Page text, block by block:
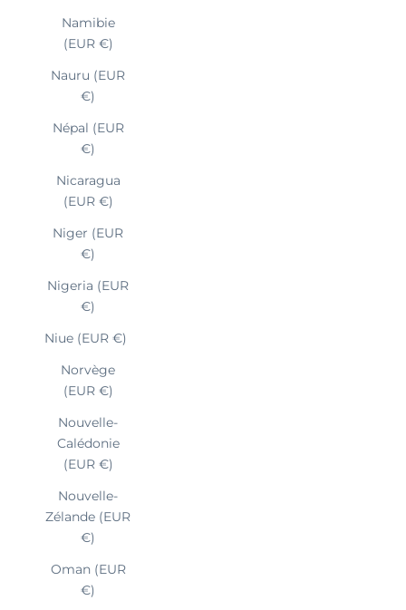
Namibie
(EUR €)
Nauru (EUR
€)
Népal (EUR
€)
Nicaragua
(EUR €)
Niger (EUR
€)
Nigeria (EUR
€)
Niue (EUR €)
Norvège
(EUR €)
Nouvelle-
Calédonie
(EUR €)
Nouvelle-
Zélande (EUR
€)
Oman (EUR
€)